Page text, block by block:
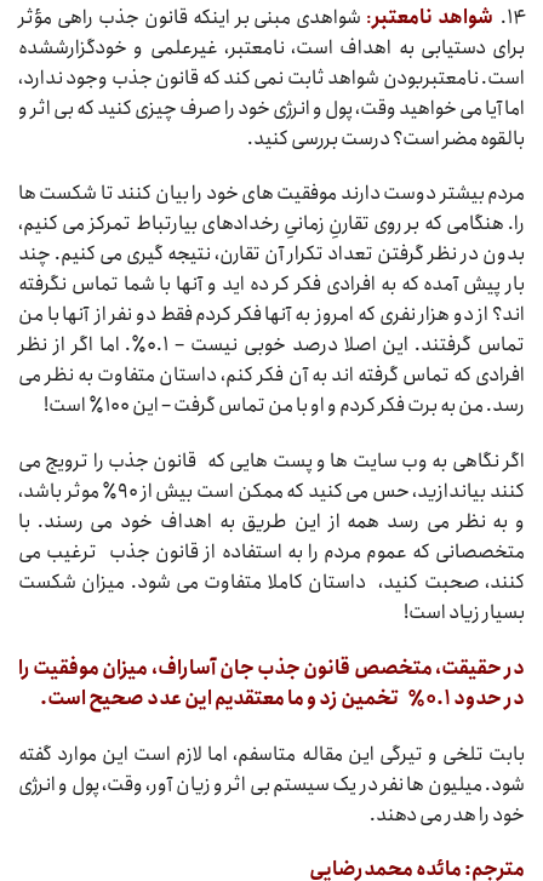
۱۴. شواهد نامعتبر: شواهدی مبنی بر اینکه قانون جذب راهی مؤثر
برای دستیابی به اهداف است، نامعتبر، غیرعلمی و خودگزارش‏شده
است. نامعتبربودن شواهد ثابت نمی کند که قانون جذب وجود ندارد،
اما آیا می خواهید وقت، پول و انرژی خود را صرف چیزی کنید که بی اثر و
بالقوه مضر است؟ درست بررسی کنید.
مردم بیشتر دوست دارند موفقیت های خود را بیان کنند تا شکست ها
را. هنگامی که بر روی تقارنِ زمانیِ رخدادهای بی‏ارتباط تمرکز می کنیم،
بدون در نظر گرفتن تعداد تکرار آن تقارن، نتیجه گیری می کنیم. چند
بار پیش آمده که به افرادی فکر کر ده اید و آنها با شما تماس نگرفته
اند؟ از دو هزار نفری که امروز به آنها فکر کردم فقط دو نفر از آنها با من
تماس گرفتند. این اصلا درصد خوبی نیست – ۰.۱٪. اما اگر از نظر
افرادی که تماس گرفته اند به آن فکر کنم، داستان متفاوت به نظر می
رسد. من به برت فکر کردم و او با من تماس گرفت – این ۱۰۰٪ است!
اگر نگاهی به وب سایت ها و پست هایی که قانون جذب را ترویج می
کنند بیاندازید، حس می کنید که ممکن است بیش از ۹۰٪ موثر باشد،
و به نظر می رسد همه از این طریق به اهداف خود می رسند. با
متخصصانی که عموم مردم را به استفاده از قانون جذب ترغیب می
کنند، صحبت کنید، داستان کاملا متفاوت می شود. میزان شکست
بسیار زیاد است!
در حقیقت، متخصص قانون جذب جان آساراف، میزان موفقیت را
در حدود ۰.۱
٪ تخمین زد و ما معتقدیم این عدد صحیح است.
بابت تلخی و تیرگی این مقاله متاسفم، اما لازم است این موارد گفته
شود. میلیون ها نفر در یک سیستم بی اثر و زیان آور، وقت، پول و انرژی
خود را هدر می دهند.
مترجم: مائده محمدرضایی